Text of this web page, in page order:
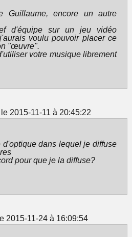
Guillaume, encore un autre
d'équipe sur un jeu vidéo
voulu pouvoir placer ce
"œuvre".
votre musique librement
2015-11-11 à 20:45:22
d'optique dans lequel je diffuse
pour que je la diffuse?
2015-11-24 à 16:09:54